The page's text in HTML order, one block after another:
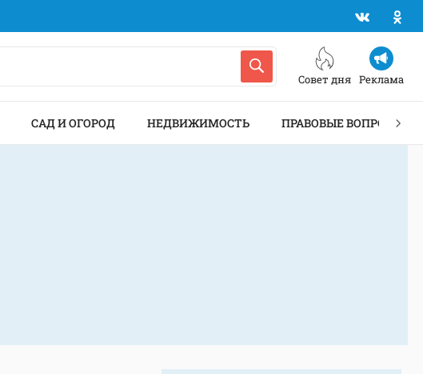
Совет дня Реклама
САД И ОГОРОД НЕДВИЖИМОСТЬ ПРАВОВЫЕ ВОПРОСЫ